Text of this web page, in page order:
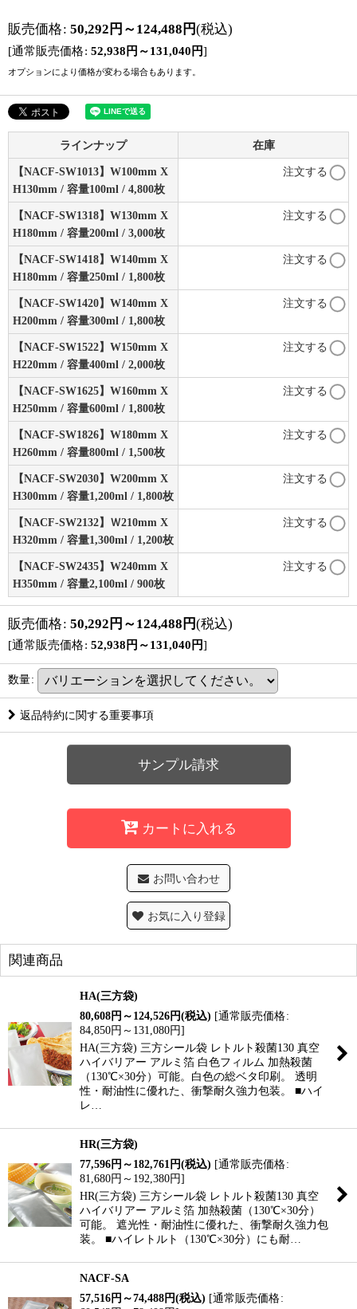
販売価格: 50,292 円 ～124,488 円(税込)
[通常販売価格: 52,938 円 ～131,040 円]
オプションにより価格が変わる場合もあります。
ラインナップ 在庫
【NACF-SW1013】W100mm X
H130mm / 容量100ml / 4,800枚
注文する
【NACF-SW1318】W130mm X
H180mm / 容量200ml / 3,000枚
注文する
【NACF-SW1418】W140mm X
H180mm / 容量250ml / 1,800枚
注文する
【NACF-SW1420】W140mm X
H200mm / 容量300ml / 1,800枚
注文する
【NACF-SW1522】W150mm X
H220mm / 容量400ml / 2,000枚
注文する
【NACF-SW1625】W160mm X
H250mm / 容量600ml / 1,800枚
注文する
【NACF-SW1826】W180mm X
H260mm / 容量800ml / 1,500枚
注文する
【NACF-SW2030】W200mm X
H300mm / 容量1,200ml / 1,800枚
注文する
【NACF-SW2132】Ｗ210mm X
H320mm / 容量1,300ml / 1,200枚
注文する
【NACF-SW2435】W240mm X
H350mm / 容量2,100ml / 900枚
注文する
販売価格: 50,292 円 ～124,488 円(税込)
[通常販売価格: 52,938 円 ～131,040 円]
数量:
返品特約に関する重要事項
サンプル請求
カートに入れる
お問い合わせ
お気に入り登録
関連商品
HA(三方袋)
80,608円 ～124,526円(税込) [通常販売価格:
84,850円 ～131,080円]
HA(三方袋) 三方シール袋 レトルト殺菌130 真空
ハイバリアー アルミ箔 白色フィルム 加熱殺菌
（130℃×30分）可能。白色の総ベタ印刷。 透明
性・耐油性に優れた、衝撃耐久強力包装。 ■ハイ
レ…
HR(三方袋)
77,596円 ～182,761 円(税込) [通常販売価格:
81,680円 ～192,380円]
HR(三方袋) 三方シール袋 レトルト殺菌130 真空
ハイバリアー アルミ箔 加熱殺菌（130℃×30分）
可能。 遮光性・耐油性に優れた、衝撃耐久強力包
装。 ■ハイレトルト（130℃×30分）にも耐…
NACF-SA
57,516円 ～74,488円(税込) [通常販売価格: